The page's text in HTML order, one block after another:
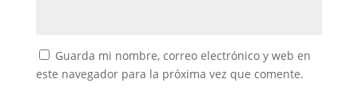
Guarda mi nombre, correo electrónico y web en
este navegador para la próxima vez que comente.